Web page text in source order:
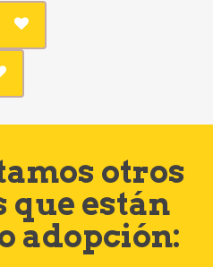
otros
que están
adopción: